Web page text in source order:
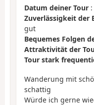
Datum deiner Tour
Zuverlässigkeit der
gut
Bequemes Folgen
Attraktivität der
Tour stark
Wanderung mit
schattig
Würde ich gerne